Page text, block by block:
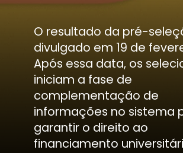
O resultado da pré-
divulgado em 19 de
Após essa data, os
iniciam a fase de
complementação de
informações no sistema
garantir o direito ao
financiamento